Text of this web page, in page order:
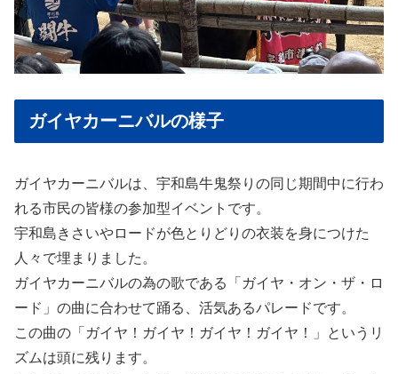
ガイヤカーニバルの様子
ガイヤカーニバルは、宇和島牛鬼祭りの同じ期間中に行わ
れる市民の皆様の参加型イベントです。
宇和島きさいやロードが色とりどりの衣装を身につけた
人々で埋まりました。
ガイヤカーニバルの為の歌である「ガイヤ・オン・ザ・ロ
ード」の曲に合わせて踊る、活気あるパレードです。
この曲の「ガイヤ！ガイヤ！ガイヤ！ガイヤ！」というリ
ズムは頭に残ります。